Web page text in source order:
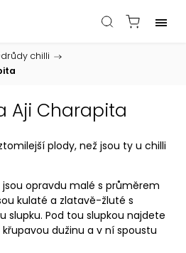
chilli /
Aji Charapita
plody, než jsou ty u chilli
jsou opravdu malé s průměrem
kulaté a zlatavě-žluté s
slupku. Pod tou slupkou najdete
dužinu a v ní spoustu